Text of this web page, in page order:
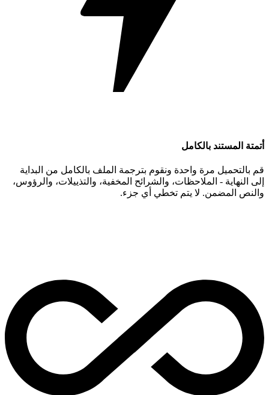
أتمتة المستند بالكامل
قم بالتحميل مرة واحدة ونقوم بترجمة الملف بالكامل من البداية
إلى النهاية - الملاحظات، والشرائح المخفية، والتذييلات، والرؤوس،
والنص المضمن. لا يتم تخطي أي جزء.